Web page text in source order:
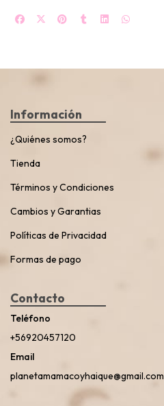
Información
¿Quiénes somos?
Tienda
Términos y Condiciones
Cambios y Garantias
Políticas de Privacidad
Formas de pago
Contacto
Teléfono
+56920457120
Email
planetamamacoyhaique@gmail.com